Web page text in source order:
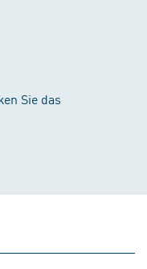
Sie das